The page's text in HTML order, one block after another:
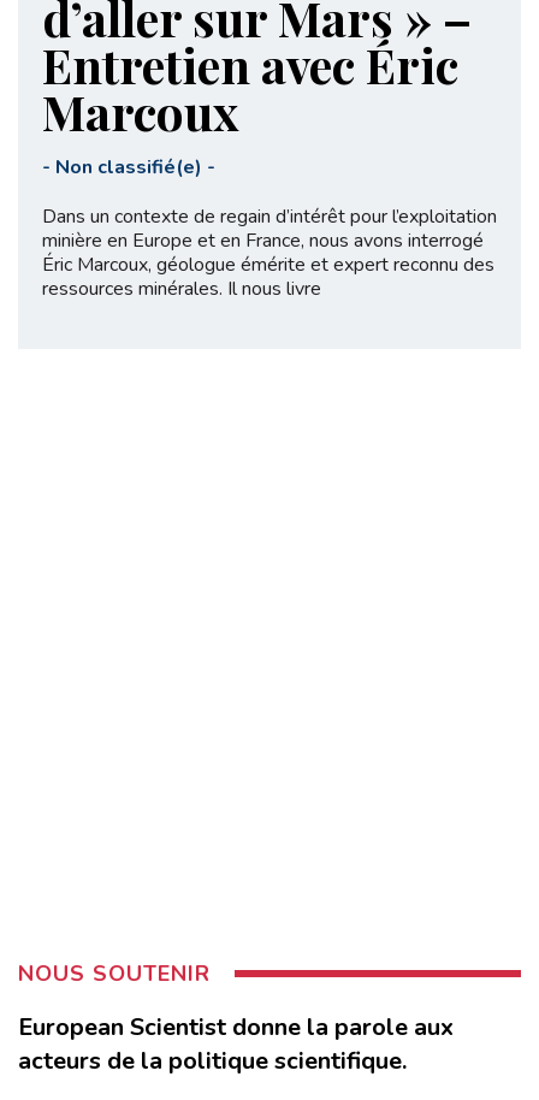
d’aller sur Mars » –
Entretien avec Éric
Marcoux
- Non classifié(e) -
Dans un contexte de regain d’intérêt pour l’exploitation
minière en Europe et en France, nous avons interrogé
Éric Marcoux, géologue émérite et expert reconnu des
ressources minérales. Il nous livre
NOUS SOUTENIR
European Scientist donne la parole aux
acteurs de la politique scientifique.